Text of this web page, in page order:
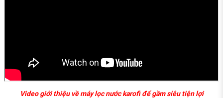
Video giới thiệu về máy lọc nước karofi để gầm siêu tiện lợi